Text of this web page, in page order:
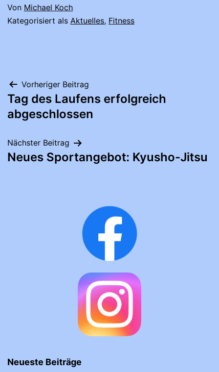
Von Michael Koch
Kategorisiert als Aktuelles, Fitness
Beitragsnavigation
Vorheriger Beitrag
Tag des Laufens erfolgreich
abgeschlossen
Nächster Beitrag
Neues Sportangebot: Kyusho-Jitsu
Neueste Beiträge